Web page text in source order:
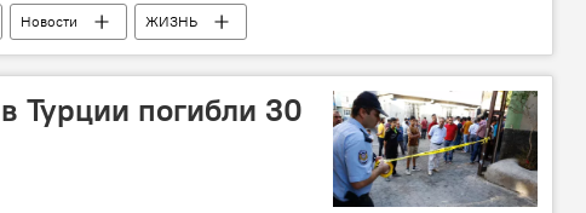
Новости ЖИЗНЬ
Турции погибли 30